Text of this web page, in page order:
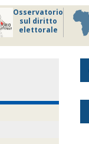
Osservatorio
sul diritto
elettorale